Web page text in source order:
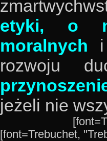
etyki, o
moralnych i
rozwoju
jeżeli nie
[font=Trebuchet,